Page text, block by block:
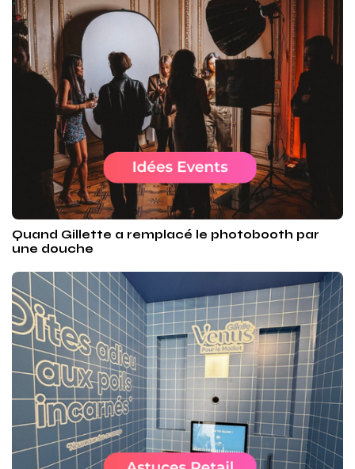
Quand Gillette a remplacé le photobooth par
une douche